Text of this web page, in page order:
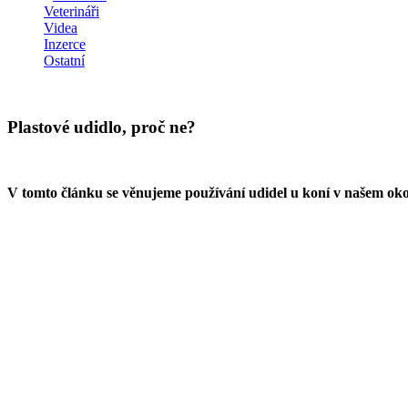
Veterináři
Videa
Inzerce
Ostatní
Plastové udidlo, proč ne?
V tomto článku se věnujeme používání udidel u koní v našem